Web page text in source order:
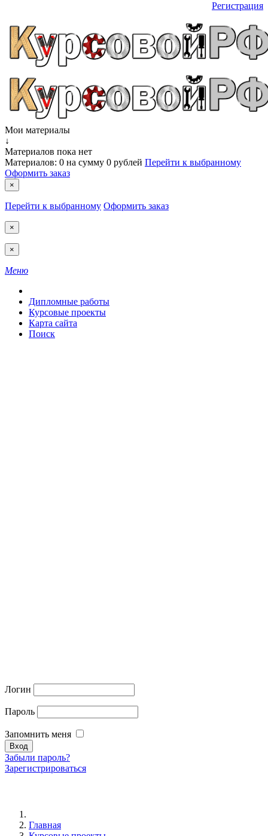
Регистрация
Мои материалы
↓
Материалов пока нет
Материалов: 0 на сумму 0 рублей Перейти к выбранному
Оформить заказ
×
Перейти к выбранному Оформить заказ
×
×
Меню
Дипломные работы
Курсовые проекты
Карта сайта
Поиск
Логин
Пароль
Запомнить меня
Забыли пароль?
Зарегистрироваться
Главная